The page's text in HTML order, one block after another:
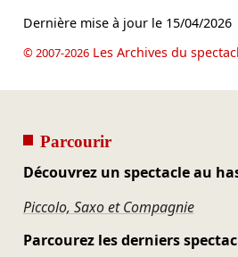
Dernière mise à jour le 15/04/2026
© 2007-2026Les Archives du
Parcourir
Découvrez un spectacle au
Piccolo, Saxo et Compagnie
Parcourez les derniers